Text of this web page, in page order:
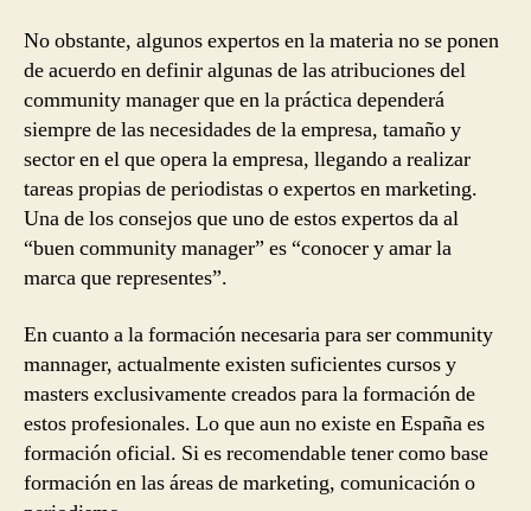
No obstante, algunos expertos en la materia no se ponen
de acuerdo en definir algunas de las atribuciones del
community manager que en la práctica dependerá
siempre de las necesidades de la empresa, tamaño y
sector en el que opera la empresa, llegando a realizar
tareas propias de periodistas o expertos en marketing.
Una de los consejos que uno de estos expertos da al
“buen community manager” es “conocer y amar la
marca que representes”.
En cuanto a la formación necesaria para ser community
mannager, actualmente existen suficientes cursos y
masters exclusivamente creados para la formación de
estos profesionales. Lo que aun no existe en España es
formación oficial. Si es recomendable tener como base
formación en las áreas de marketing, comunicación o